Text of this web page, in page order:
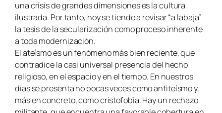
una crisis de grandes dimensiones es la cultura
ilustrada. Por tanto, hoy se tiende a revisar “a labaja”
la tesis de la secularización como proceso inherente
a toda modernización.
El ateísmo es un fenómeno más bien reciente, que
contradice la casi universal presencia del hecho
religioso, en el espacio y en el tiempo. En nuestros
días se presenta no pocas veces como antiteísmo y,
más en concreto, como cristofobia. Hay un rechazo